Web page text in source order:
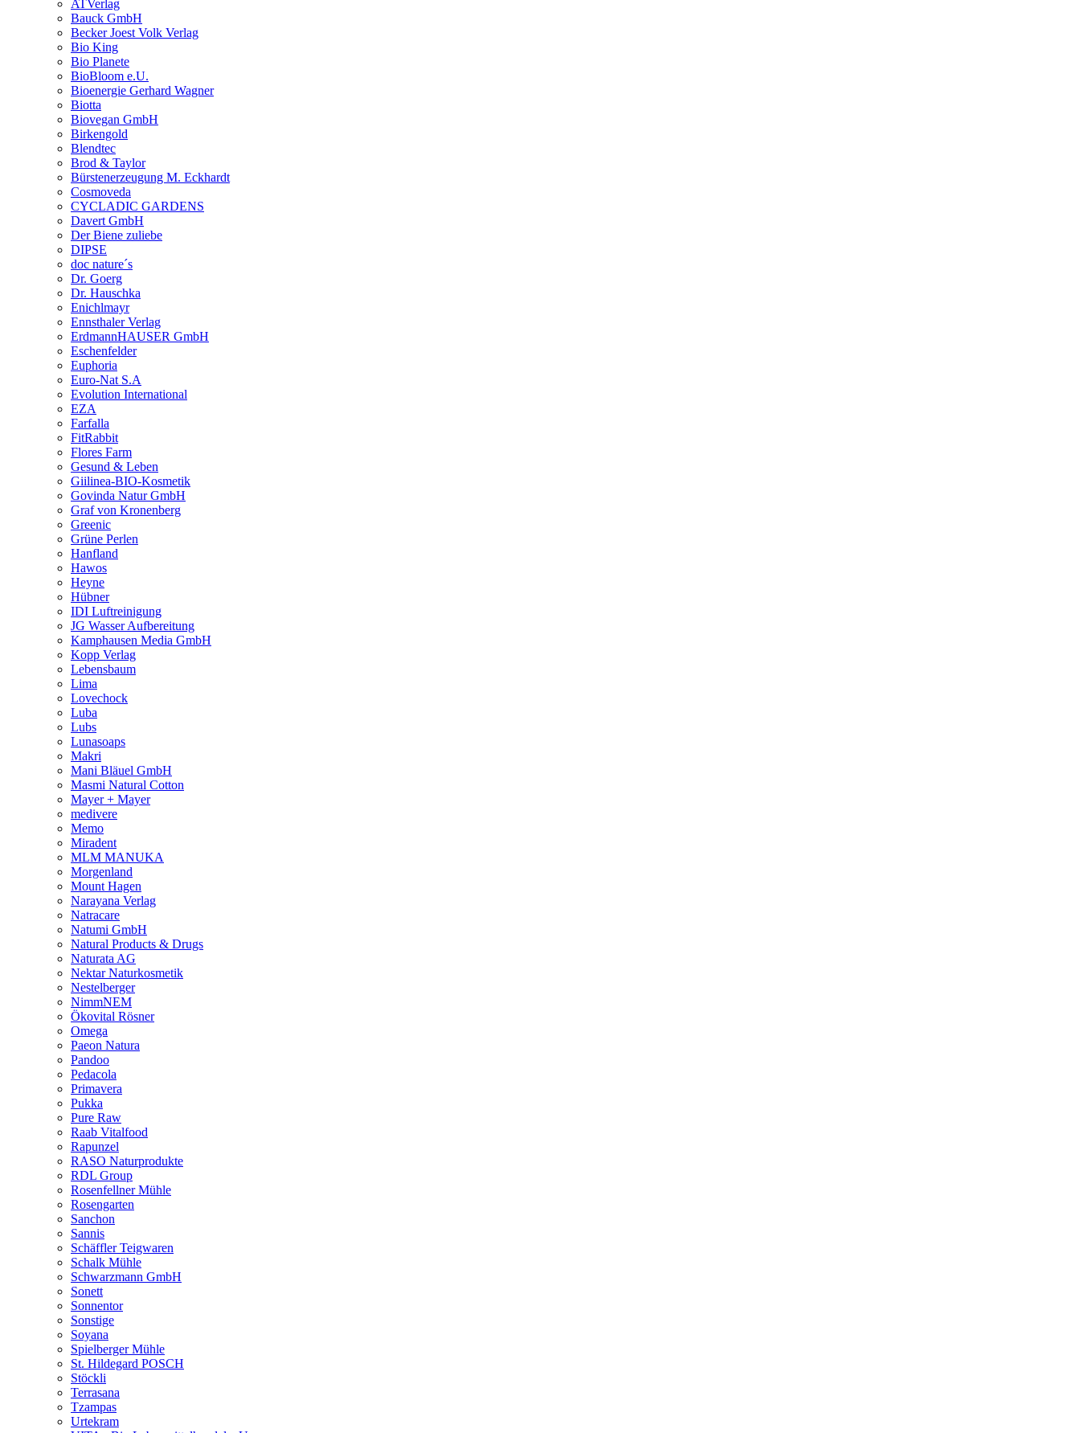
ATVerlag
Bauck GmbH
Becker Joest Volk Verlag
Bio King
Bio Planete
BioBloom e.U.
Bioenergie Gerhard Wagner
Biotta
Biovegan GmbH
Birkengold
Blendtec
Brod & Taylor
Bürstenerzeugung M. Eckhardt
Cosmoveda
CYCLADIC GARDENS
Davert GmbH
Der Biene zuliebe
DIPSE
doc nature´s
Dr. Goerg
Dr. Hauschka
Enichlmayr
Ennsthaler Verlag
ErdmannHAUSER GmbH
Eschenfelder
Euphoria
Euro-Nat S.A
Evolution International
EZA
Farfalla
FitRabbit
Flores Farm
Gesund & Leben
Giilinea-BIO-Kosmetik
Govinda Natur GmbH
Graf von Kronenberg
Greenic
Grüne Perlen
Hanfland
Hawos
Heyne
Hübner
IDI Luftreinigung
JG Wasser Aufbereitung
Kamphausen Media GmbH
Kopp Verlag
Lebensbaum
Lima
Lovechock
Luba
Lubs
Lunasoaps
Makri
Mani Bläuel GmbH
Masmi Natural Cotton
Mayer + Mayer
medivere
Memo
Miradent
MLM MANUKA
Morgenland
Mount Hagen
Narayana Verlag
Natracare
Natumi GmbH
Natural Products & Drugs
Naturata AG
Nektar Naturkosmetik
Nestelberger
NimmNEM
Ökovital Rösner
Omega
Paeon Natura
Pandoo
Pedacola
Primavera
Pukka
Pure Raw
Raab Vitalfood
Rapunzel
RASO Naturprodukte
RDL Group
Rosenfellner Mühle
Rosengarten
Sanchon
Sannis
Schäffler Teigwaren
Schalk Mühle
Schwarzmann GmbH
Sonett
Sonnentor
Sonstige
Soyana
Spielberger Mühle
St. Hildegard POSCH
Stöckli
Terrasana
Tzampas
Urtekram